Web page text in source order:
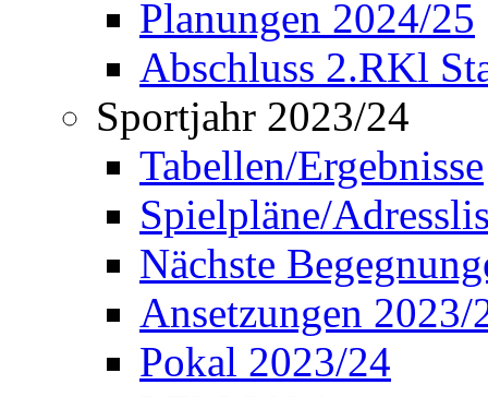
Planungen 2024/25
Abschluss 2.RKl
Sportjahr 2023/24
Tabellen/Ergebnisse
Spielpläne/
Nächste
Ansetzungen 2023/
Pokal 2023/24